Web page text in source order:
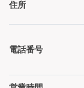
住所
電話番号